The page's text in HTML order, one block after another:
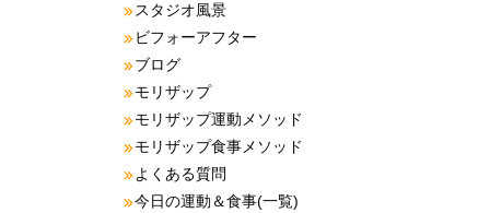
スタジオ風景
ビフォーアフター
ブログ
モリザップ
モリザップ運動メソッド
モリザップ食事メソッド
よくある質問
今日の運動＆食事(一覧)